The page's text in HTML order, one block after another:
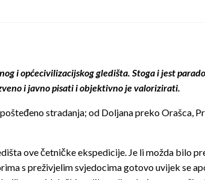
i općecivilizacijskog gledišta. Stoga i jest
i javno pisati i objektivno je valorizirati.
stradanja; od Doljana preko Orašca,
ove četničke ekspedicije. Je li možda bilo
s preživjelim svjedocima gotovo uvijek se